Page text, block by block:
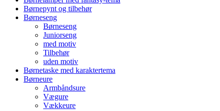
Børnepynt og tilbehør
Børneseng
Børneseng
Juniorseng
med motiv
Tilbehør
uden motiv
Børnetaske med karaktertema
Børneure
Armbåndsure
Vægure
Vækkeure